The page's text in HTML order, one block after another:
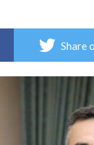
Share